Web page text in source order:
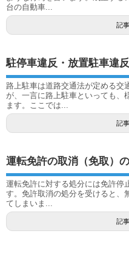
台の自動車...
記
駐停車違反・放置駐車違
路上駐車は道路交通法が定める交
が、一言に路上駐車といっても、
ます。ここでは...
記
運転免許の取消（免取）
運転免許に対する処分には免許停
す。免許取消の処分を受けると、
てしまいま...
記